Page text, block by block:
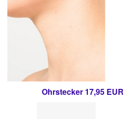
Ohrstecker 17,95 EUR